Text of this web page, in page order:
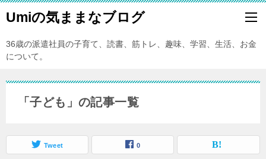
Umiの気ままなブログ
36歳の派遣社員の子育て、読書、筋トレ、趣味、学習、生活、お金
について。
「子ども」の記事一覧
Tweet 0